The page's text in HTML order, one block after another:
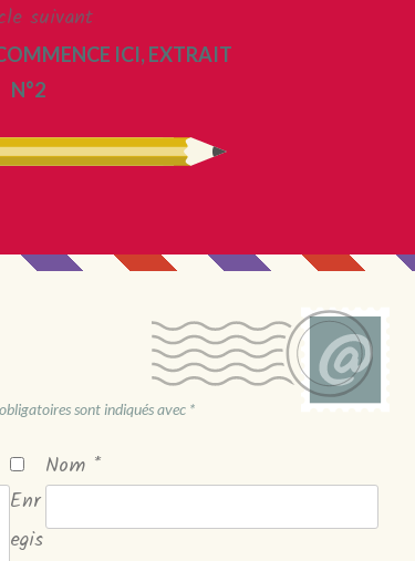
suivant
ICI, EXTRAIT
N°2
sont indiqués avec *
Nom *
Enr
egis